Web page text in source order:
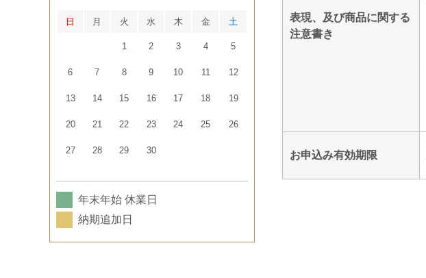
表現、及び商品に関する
注意書き
お申込み有効期限
日 月 火 水 木 金 土
1 2 3 4 5
6 7 8 9 10 11 12
13 14 15 16 17 18 19
20 21 22 23 24 25 26
27 28 29 30
年末年始 休業日
納期追加日